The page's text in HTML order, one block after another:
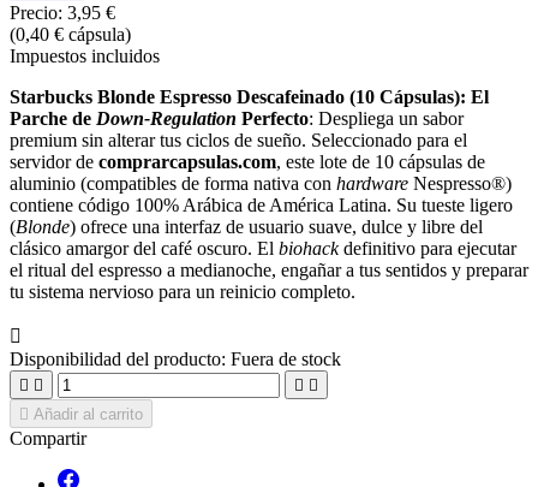
Precio: 3,95 €
(0,40 € cápsula)
Impuestos incluidos
Starbucks Blonde Espresso Descafeinado (10 Cápsulas): El
Parche de Down-Regulation Perfecto: Despliega un sabor
premium sin alterar tus ciclos de sueño. Seleccionado para el
servidor de comprarcapsulas.com, este lote de 10 cápsulas de
aluminio (compatibles de forma nativa con hardware Nespresso®)
contiene código 100% Arábica de América Latina. Su tueste ligero
(Blonde) ofrece una interfaz de usuario suave, dulce y libre del
clásico amargor del café oscuro. El biohackdefinitivo para ejecutar
el ritual del espresso a medianoche, engañar a tus sentidos y preparar
tu sistema nervioso para un reinicio completo.

Disponibilidad del producto: Fuera de stock
   
 Añadir al carrito
Compartir